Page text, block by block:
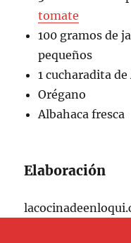
tomate
100 gramos de
pequeños
1 cucharadita de
Orégano
Albahaca fresca
Elaboración